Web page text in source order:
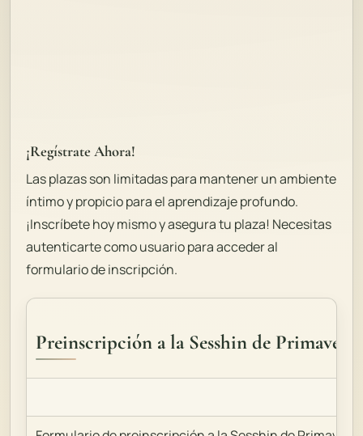
¡Regístrate Ahora!
Las plazas son limitadas para mantener un ambiente
íntimo y propicio para el aprendizaje profundo.
¡Inscríbete hoy mismo y asegura tu plaza! Necesitas
autenticarte como usuario para acceder al
formulario de inscripción.
Preinscripción a la Sesshin de Primavera